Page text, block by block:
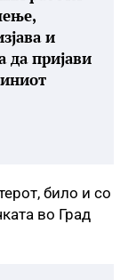
и
да пријави
било и со
во Град